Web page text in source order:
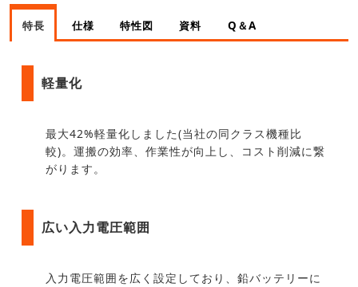
特長 仕様 特性図 資料 Q＆A
軽量化
最大42%軽量化しました(当社の同クラス機種比
較)。運搬の効率、作業性が向上し、コスト削減に繋
がります。
広い入力電圧範囲
入力電圧範囲を広く設定しており、鉛バッテリーに